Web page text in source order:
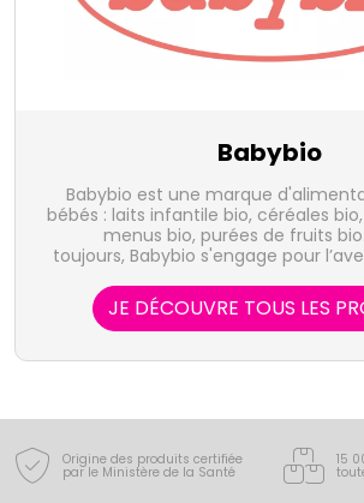
Babybio
Babybio est une marque
bébés : laits infantile bio, céréales
menus bio, purées de fruits
toujours, Babybio s'engage pour
respectueuse de l’environnement
d’ingrédients bio, avec des recettes
maison.
JE DÉCOUVRE TOUS LES
Origine des produits certifiée
par le Ministère de la Santé
15